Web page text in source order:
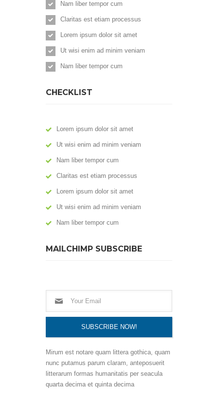
Nam liber tempor cum
Claritas est etiam processus
Lorem ipsum dolor sit amet
Ut wisi enim ad minim veniam
Nam liber tempor cum
CHECKLIST
Lorem ipsum dolor sit amet
Ut wisi enim ad minim veniam
Nam liber tempor cum
Claritas est etiam processus
Lorem ipsum dolor sit amet
Ut wisi enim ad minim veniam
Nam liber tempor cum
MAILCHIMP SUBSCRIBE
Mirum est notare quam littera gothica, quam
nunc putamus parum claram, anteposuerit
litterarum formas humanitatis per seacula
quarta decima et quinta decima